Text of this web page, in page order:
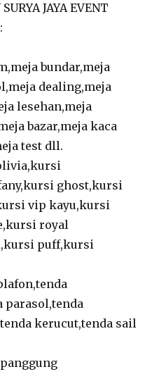
JAYA EVENT
bundar,meja
dealing,meja
lesehan,meja
bazar,meja kaca
test dll.
ghost,kursi
vip kayu,kursi
royal
puff,kursi
parasol,tenda
kerucut,tenda sail